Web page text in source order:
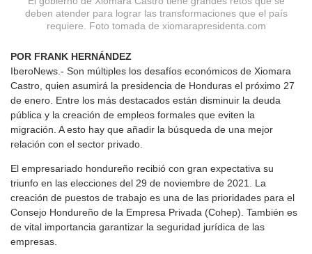
deben atender para lograr las transformaciones que el país
requiere. Foto tomada de xiomarapresidenta.com
POR FRANK HERNÁNDEZ
IberoNews.- Son múltiples los desafíos económicos de Xiomara
Castro, quien asumirá la presidencia de Honduras el próximo 27
de enero. Entre los más destacados están disminuir la deuda
pública y la creación de empleos formales que eviten la
migración. A esto hay que añadir la búsqueda de una mejor
relación con el sector privado.
El empresariado hondureño recibió con gran expectativa su
triunfo en las elecciones del 29 de noviembre de 2021. La
creación de puestos de trabajo es una de las prioridades para el
Consejo Hondureño de la Empresa Privada (Cohep). También es
de vital importancia garantizar la seguridad jurídica de las
empresas.